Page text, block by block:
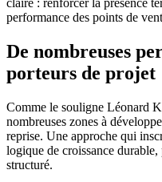
claire : renforcer la présence
performance des points de
De nombreuses
porteurs de projet
Comme le souligne Léonard
nombreuses zones à
reprise. Une approche qui
logique de croissance durable,
structuré.